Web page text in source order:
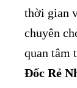
thời gian
chuyên
quan tâm
Đốc Rẻ